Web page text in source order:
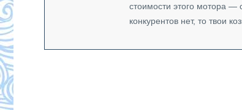
стоимости этого мотора —
конкурентов нет, то твои